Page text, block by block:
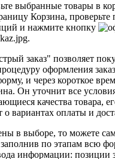
выбранные товары в
Корзина, проверьте
и нажмите кнопку
.
заказ" позволяет
оформления
и через короткое
Он уточнит все
качества товара,
о вариантах оплаты и
в выборе, то можете
по этапам всю
информации: позиции